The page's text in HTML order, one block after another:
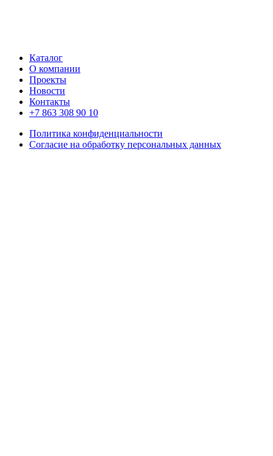
Каталог
О компании
Проекты
Новости
Контакты
+7 863 308 90 10
Политика конфиденциальности
Согласие на обработку персональных данных